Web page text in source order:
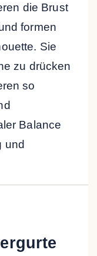
die Brust
formen
Sie
zu drücken
so
Balance
und